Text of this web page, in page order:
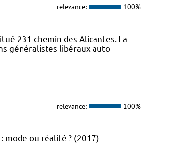
relevance: 100%
231 chemin des Alicantes. La
généralistes libéraux auto
relevance: 100%
mode ou réalité ? (2017)